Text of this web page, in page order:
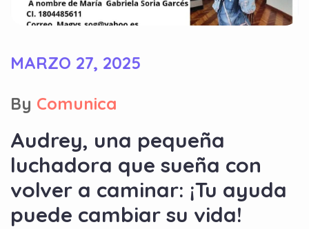
MARZO 27, 2025
By Comunica
Audrey, una pequeña
luchadora que sueña con
volver a caminar: ¡Tu ayuda
puede cambiar su vida!